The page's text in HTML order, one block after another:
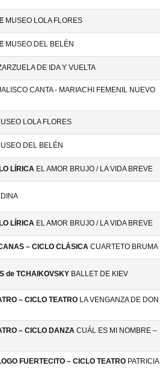
MUSEO LOLA FLORES
MUSEO DEL BELÉN
DE IDA Y VUELTA
CANTA - MARIACHI FEMENIL NUEVO
LOLA FLORES
DEL BELÉN
LÍRICA EL AMOR BRUJO / LA VIDA BREVE
LÍRICA EL AMOR BRUJO / LA VIDA BREVE
– CICLO CLÁSICA CUARTETO BRUMA
de TCHAIKOVSKY BALLET DE KIEV
– CICLO TEATRO LA VENGANZA DE DON
– CICLO DANZA CUÁL ES MI NOMBRE –
FUERTECITO – CICLO TEATRO PATRICIA